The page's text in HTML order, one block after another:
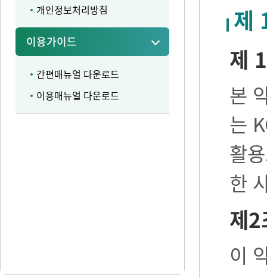
개인정보처리방침
이용가이드
간편매뉴얼 다운로드
이용매뉴얼 다운로드
제
제
본
는
활
한
제2
이